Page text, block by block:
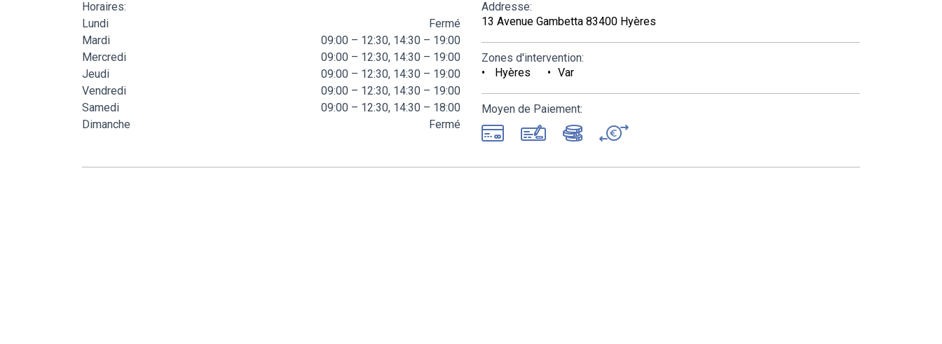
Horaires:
Lundi
Fermé
Mardi
09:00 – 12:30, 14:30 – 19:00
Mercredi
09:00 – 12:30, 14:30 – 19:00
Jeudi
09:00 – 12:30, 14:30 – 19:00
Vendredi
09:00 – 12:30, 14:30 – 19:00
Samedi
09:00 – 12:30, 14:30 – 18:00
Dimanche
Fermé
Addresse:
13 Avenue Gambetta 83400 Hyères
Zones d'intervention:
Hyères
Var
Moyen de Paiement: